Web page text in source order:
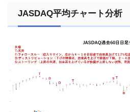
JASDAQ平均チャート分析